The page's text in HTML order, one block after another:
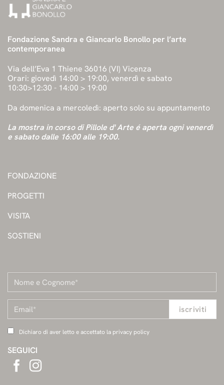
Fondazione Sandra e Giancarlo Bonollo per l’arte
contemporanea
Via dell’Eva 1 Thiene 36016 (VI) Vicenza
Orari: giovedì 14:00 > 19:00, venerdì e sabato
10:30>12:30 - 14:00 > 19:00
Da domenica a mercoledì: aperto solo su appuntamento
La mostra in corso di Pillole d' Arte é aperta ogni venerdì
e sabato dalle 16:00 alle 19:00.
FONDAZIONE
PROGETTI
VISITA
SOSTIENI
Dichiaro di aver letto e accettato la privacy policy
SEGUICI